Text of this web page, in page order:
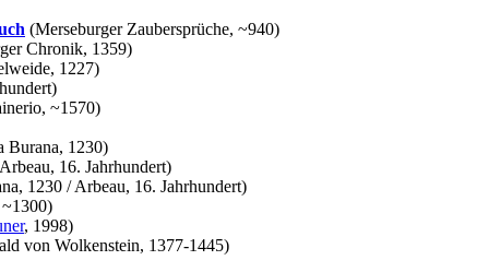
(Merseburger Zaubersprüche, ~940)
Chronik, 1359)
1227)
~1570)
Burana, 1230)
16. Jahrhundert)
1230 / Arbeau, 16. Jahrhundert)
, 1998)
von Wolkenstein, 1377-1445)